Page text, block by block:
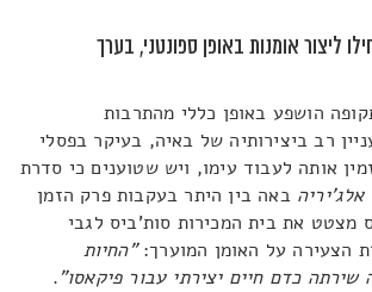
ליצור אומנות באופן ספונטני, בערך
הושפע באופן כללי מהתרבות
רב ביצירותיה של באיה, בעיקר בפסלי
אותה לעבוד עימו, ויש שטוענים כי סדרת
באה בין היתר בעקבות פרק הזמן
מצטט את בית המכירות סות'ביס לגבי
הצעירה על האומן המוערך:"החיות
כדם חיים יצירתי עבור פיקאסו".